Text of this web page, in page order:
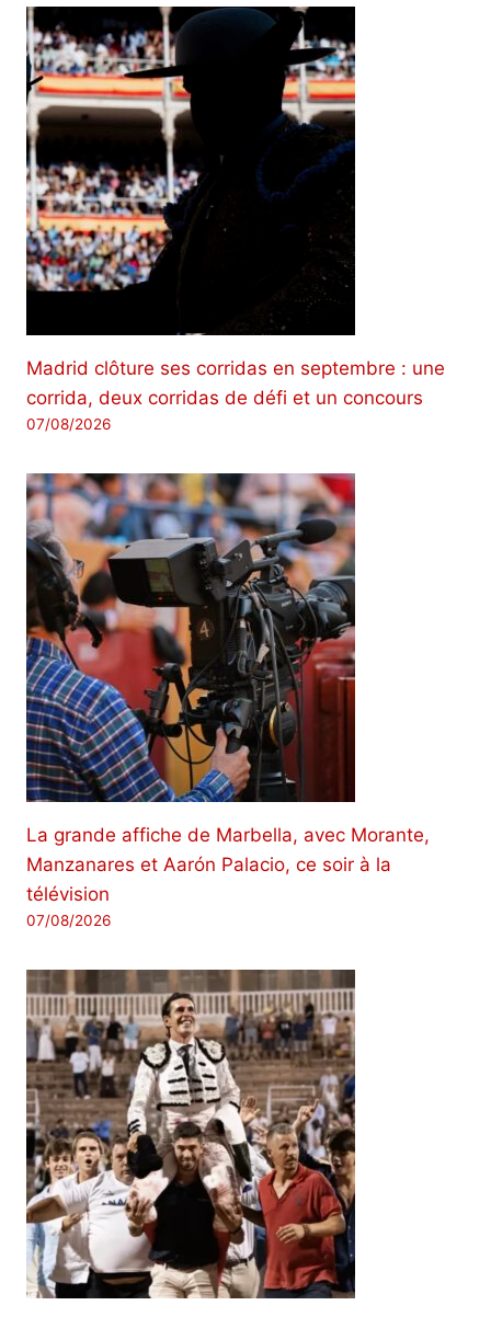
Madrid clôture ses corridas en septembre : une
corrida, deux corridas de défi et un concours
07/08/2026
La grande affiche de Marbella, avec Morante,
Manzanares et Aarón Palacio, ce soir à la
télévision
07/08/2026